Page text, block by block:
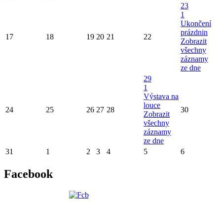
17 18 19 20 21 22
23
1
Ukončení
prázdnin
Zobrazit
všechny
záznamy
ze dne
24 25 26 27 28
29
1
Výstava na
louce
Zobrazit
všechny
záznamy
ze dne
30
31 1 2 3 4 5 6
Facebook